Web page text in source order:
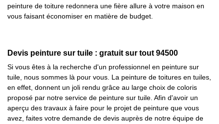
peinture de toiture redonnera une fière allure à votre maison en
vous faisant économiser en matière de budget.
Devis peinture sur tuile : gratuit sur tout 94500
Si vous êtes à la recherche d'un professionnel en peinture sur
tuile, nous sommes là pour vous. La peinture de toitures en tuiles,
en effet, donnent un joli rendu grâce au large choix de coloris
proposé par notre service de peinture sur tuile. Afin d'avoir un
aperçu des travaux à faire pour le projet de peinture que vous
avez, faites votre demande de devis auprès de notre équipe de